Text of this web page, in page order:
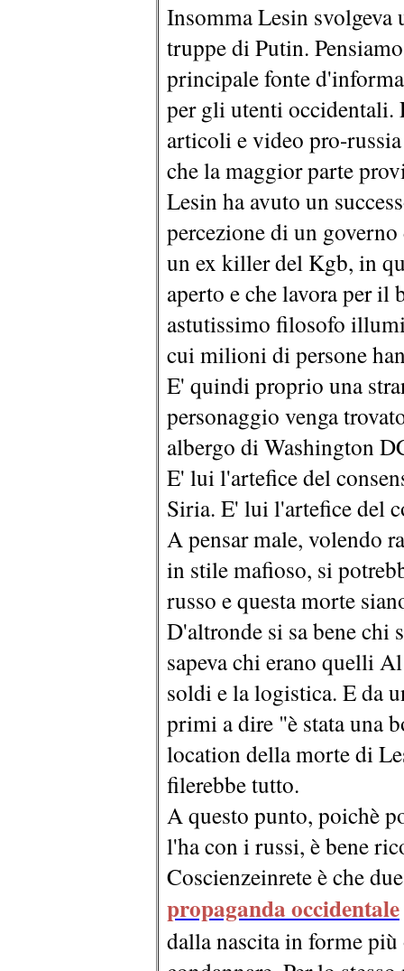
Insomma Lesin
truppe di Putin.
principale fonte
per gli utenti occidentali.
articoli e video pro-
che la maggior parte
Lesin ha avuto un
percezione di un
un ex killer del Kgb, in
aperto e che lavora per il
astutissimo filosofo
cui milioni di persone
E' quindi proprio una
personaggio venga
albergo di Washington
E' lui l'artefice del
Siria. E' lui l'artefice del
A pensar male, volendo
in stile mafioso, si
russo e questa morte
D'altronde si sa bene chi
sapeva chi erano quelli
soldi e la logistica. E da
primi a dire "è stata una
location della morte di
filerebbe tutto.
A questo punto, poichè
l'ha con i russi, è bene
Coscienzeinrete è che
propaganda occidentale
dalla nascita in forme più